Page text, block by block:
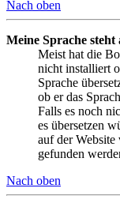
Nach oben
Meine Sprache
Meist hat die
nicht installiert
Sprache
ob er das
Falls es noch
es übersetzen
auf der Website
gefunden
Nach oben